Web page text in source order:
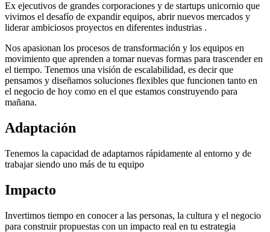
Ex ejecutivos de grandes corporaciones y de startups unicornio que
vivimos el desafío de expandir equipos, abrir nuevos mercados y
liderar ambiciosos proyectos en diferentes industrias .
Nos apasionan los procesos de transformación y los equipos en
movimiento que aprenden a tomar nuevas formas para trascender en
el tiempo. Tenemos una visión de escalabilidad, es decir que
pensamos y diseñamos soluciones flexibles que funcionen tanto en
el negocio de hoy como en el que estamos construyendo para
mañana.
Adaptación
Tenemos la capacidad de adaptarnos rápidamente al entorno y de
trabajar siendo uno más de tu equipo
Impacto
Invertimos tiempo en conocer a las personas, la cultura y el negocio
para construir propuestas con un impacto real en tu estrategia